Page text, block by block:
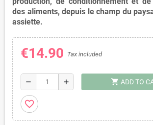
des aliments, depuis le champ du
assiette.
€14.90 Tax included
remove add shopping_cart ADD TO
favorite_border